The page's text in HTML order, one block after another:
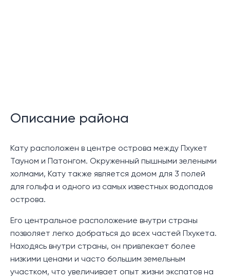
Описание района
Кату расположен в центре острова между Пхукет
Тауном и Патонгом. Окруженный пышными зелеными
холмами, Кату также является домом для 3 полей
для гольфа и одного из самых известных водопадов
острова.
Его центральное расположение внутри страны
позволяет легко добраться до всех частей Пхукета.
Находясь внутри страны, он привлекает более
низкими ценами и часто большим земельным
участком, что увеличивает опыт жизни экспатов на